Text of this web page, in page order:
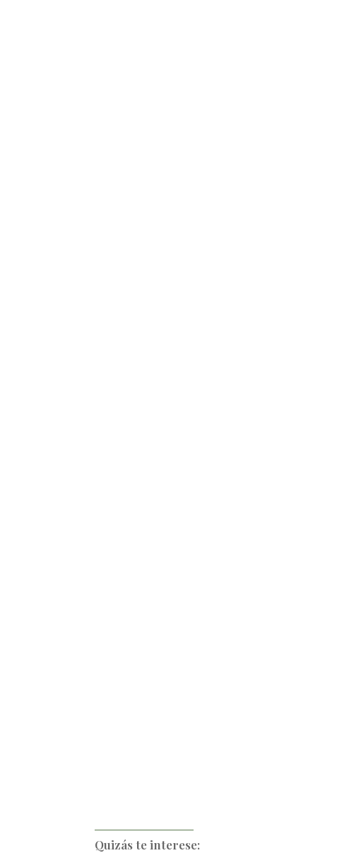
Quizás te interese: